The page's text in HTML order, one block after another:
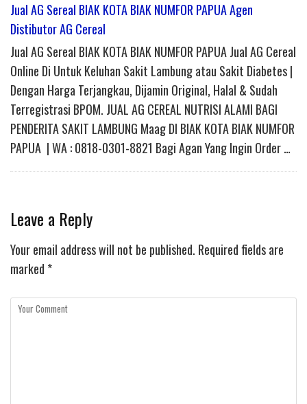
Jual AG Sereal BIAK KOTA BIAK NUMFOR PAPUA Agen
Distibutor AG Cereal
Jual AG Sereal BIAK KOTA BIAK NUMFOR PAPUA Jual AG Cereal
Online Di Untuk Keluhan Sakit Lambung atau Sakit Diabetes |
Dengan Harga Terjangkau, Dijamin Original, Halal & Sudah
Terregistrasi BPOM. JUAL AG CEREAL NUTRISI ALAMI BAGI
PENDERITA SAKIT LAMBUNG Maag DI BIAK KOTA BIAK NUMFOR
PAPUA | WA : 0818-0301-8821 Bagi Agan Yang Ingin Order …
Leave a Reply
Your email address will not be published. Required fields are
marked *